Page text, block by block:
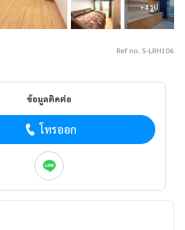
+4 รูป
Ref no. S-LRH106
ข้อมูลติดต่อ
โทรออก